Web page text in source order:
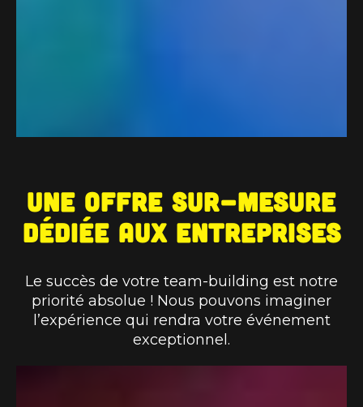
Une offre sur-mesure
dédiée aux entreprises
Le succès de votre team-building est notre
priorité absolue ! Nous pouvons imaginer
l’expérience qui rendra votre événement
exceptionnel.